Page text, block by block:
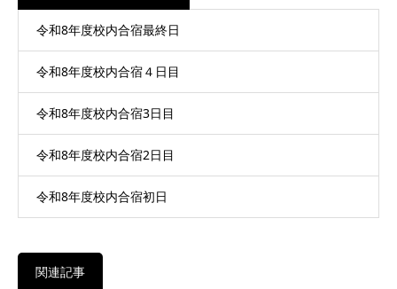
令和8年度校内合宿最終日
令和8年度校内合宿４日目
令和8年度校内合宿3日目
令和8年度校内合宿2日目
令和8年度校内合宿初日
関連記事